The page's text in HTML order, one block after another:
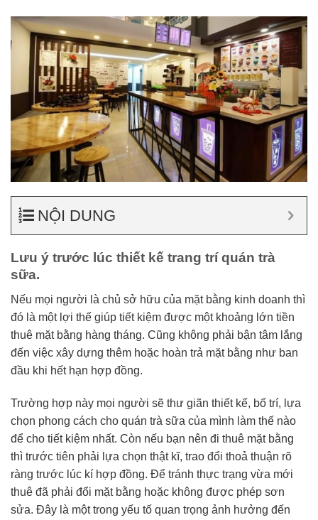
NỘI DUNG
Lưu ý trước lúc thiết kế trang trí quán trà
sữa.
Nếu mọi người là chủ sở hữu của mặt bằng kinh doanh thì
đó là một lợi thế giúp tiết kiệm được một khoảng lớn tiền
thuê mặt bằng hàng tháng. Cũng không phải bận tâm lắng
đến việc xây dựng thêm hoặc hoàn trả mặt bằng như ban
đầu khi hết hạn hợp đồng.
Trường hợp này mọi người sẽ thư giãn thiết kế, bố trí, lựa
chọn phong cách cho quán trà sữa của mình làm thế nào
để cho tiết kiệm nhất. Còn nếu bạn nên đi thuê mặt bằng
thì trước tiên phải lựa chọn thật kĩ, trao đổi thoả thuận rõ
ràng trước lúc kí hợp đồng. Để tránh thực trạng vừa mới
thuê đã phải đổi mặt bằng hoặc không được phép sơn
sửa. Đây là một trong yếu tố quan trọng ảnh hưởng đến